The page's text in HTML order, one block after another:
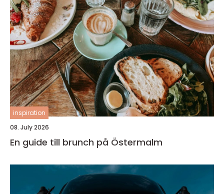
inspiration
08. July 2026
En guide till brunch på Östermalm